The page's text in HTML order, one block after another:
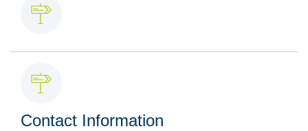
Contact Information